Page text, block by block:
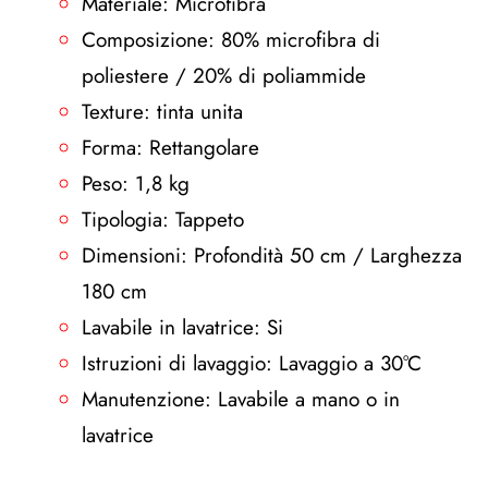
Composizione: 80% microfibra di
poliestere / 20% di poliammide
Texture: tinta unita
Forma: Rettangolare
Peso: 1,8 kg
Tipologia: Tappeto
Dimensioni: Profondità 50 cm / Larghezza
180 cm
Lavabile in lavatrice: Si
Istruzioni di lavaggio: Lavaggio a 30°C
Manutenzione: Lavabile a mano o in
lavatrice